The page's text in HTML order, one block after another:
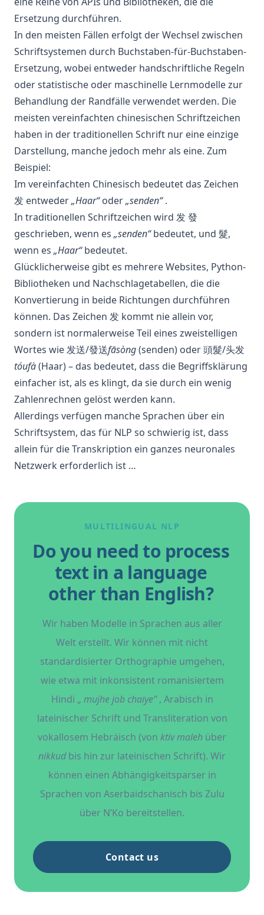
Ersetzung durchführen.
In den meisten Fällen erfolgt der Wechsel zwischen
Schriftsystemen durch Buchstaben-für-Buchstaben-
Ersetzung, wobei entweder handschriftliche Regeln
oder statistische oder maschinelle Lernmodelle zur
Behandlung der Randfälle verwendet werden. Die
meisten vereinfachten chinesischen Schriftzeichen
haben in der traditionellen Schrift nur eine einzige
Darstellung, manche jedoch mehr als eine. Zum
Beispiel:
Im vereinfachten Chinesisch bedeutet das Zeichen
发 entweder„Haar“oder„senden“.
In traditionellen Schriftzeichen wird 发 發
geschrieben, wenn es „senden“bedeutet, und 髮,
wenn es „Haar“bedeutet.
Glücklicherweise gibt es mehrere Websites, Python-
Bibliotheken und Nachschlagetabellen, die die
Konvertierung in beide Richtungen durchführen
können. Das Zeichen 发 kommt nie allein vor,
sondern ist normalerweise Teil eines zweistelligen
Wortes wie 发送/發送fāsòng(senden) oder 頭髮/头发
tóufà(Haar) – das bedeutet, dass die Begriffsklärung
einfacher ist, als es klingt, da sie durch ein wenig
Zahlenrechnen gelöst werden kann.
Allerdings verfügen manche Sprachen über ein
Schriftsystem, das für NLP so schwierig ist, dass
allein für die Transkription ein ganzes neuronales
Netzwerk erforderlich ist …
MULTILINGUAL NLP
Do you need to process
text in a language
other than English?
Wir haben Modelle in Sprachen aus aller
Welt erstellt. Wir können mit nicht
standardisierter Orthographie umgehen,
wie etwa mit inkonsistent romanisiertem
Hindi „ mujhe job chaiye“, Arabisch in
lateinischer Schrift und Transliteration von
vokallosem Hebräisch (von ktiv maleh über
nikkudbis hin zur lateinischen Schrift). Wir
können einen Abhängigkeitsparser in
Sprachen von Aserbaidschanisch bis Zulu
über N’Ko bereitstellen.
Contact us